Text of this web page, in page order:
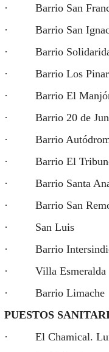
· Barrio San
· Barrio San
· Barrio
· Barrio Los
· Barrio El
· Barrio 20 de
· Barrio
· Barrio El
· Barrio Santa
· Barrio San
· San Luis
· Barrio
· Villa Esmeralda
· Barrio Limache
PUESTOS
· El Chamical.